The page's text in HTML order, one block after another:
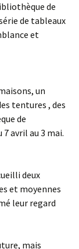
de
de tableaux
et
un
tentures , des
de
avril au 3 mai.
deux
et moyennes
leur regard
mais